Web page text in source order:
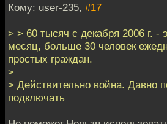
Кому: user-235, #17
> > 60 тысяч с декабря 2006 г. -
месяц, больше 30 человек
простых граждан.
>
> Действительно война. Давно
подключать